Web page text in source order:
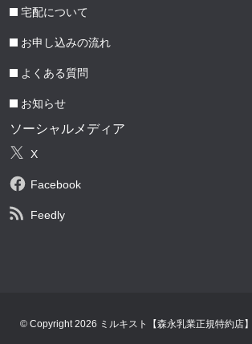
宅配について
お申し込みの流れ
よくある質問
お知らせ
ソーシャルメディア
X
Facebook
Feedly
© Copyright 2026 ミルキスト【森永乳業正規特約店